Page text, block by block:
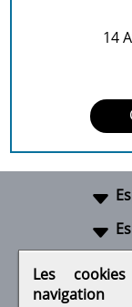
14
Les
navigation